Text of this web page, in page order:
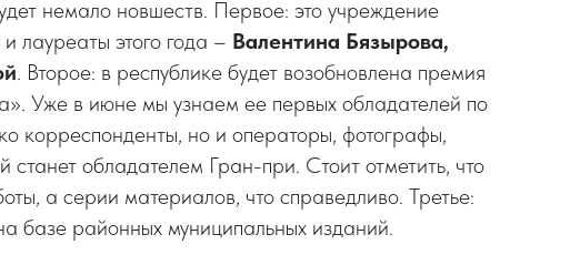
немало новшеств. Первое: это учреждение
лауреаты этого года – Валентина Бязырова,
. Второе: в республике будет возобновлена премия
Уже в июне мы узнаем ее первых обладателей по
корреспонденты, но и операторы, фотографы,
обладателем Гран-при. Стоит отметить, что
а серии материалов, что справедливо. Третье:
базе районных муниципальных изданий.